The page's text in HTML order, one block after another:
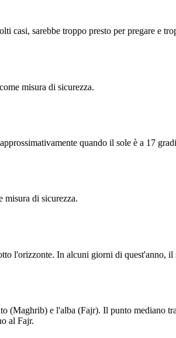
sarebbe troppo presto per pregare e
misura di sicurezza.
quando il sole è a 17
di sicurezza.
l'orizzonte. In alcuni giorni di quest'anno, il
(Maghrib) e l'alba (Fajr). Il punto mediano
al Fajr.